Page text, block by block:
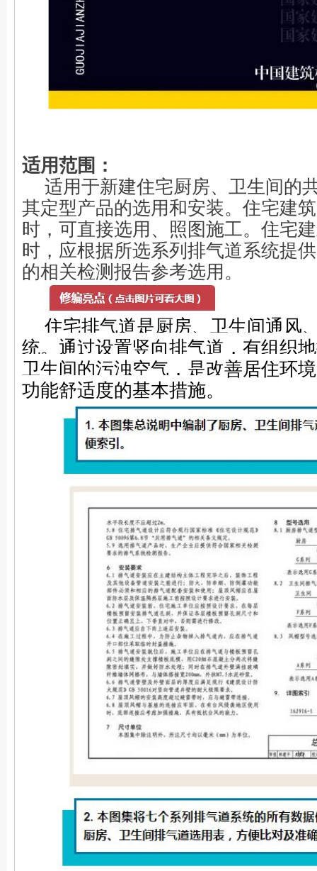
适用范围：
适用于新建住宅厨房、卫生间的
其定型产品的选用和安装。住宅建
时，可直接选用、照图施工。住宅
时，应根据所选系列排气道系统提
的相关检测报告参考选用。
住宅排气道是厨房、卫生间通风
统。通过设置竖向排气道，有组织
卫生间的污浊空气，是改善居住环
功能舒适度的基本措施。